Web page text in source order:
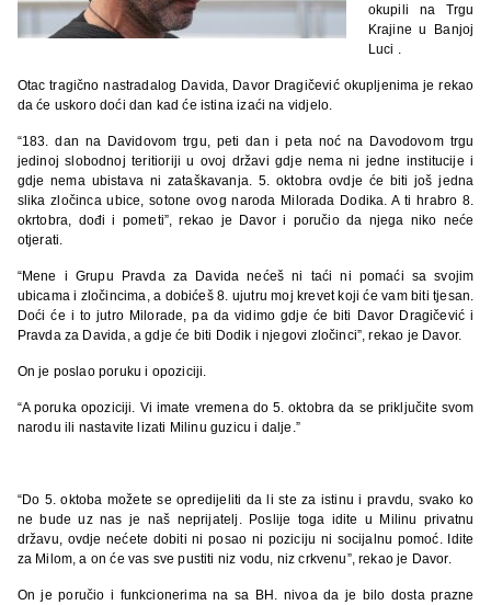
okupili na Trgu
Krajine u Banjoj
Luci .
Otac tragično nastradalog Davida, Davor Dragičević okupljenima je rekao
da će uskoro doći dan kad će istina izaći na vidjelo.
“183. dan na Davidovom trgu, peti dan i peta noć na Davodovom trgu
jedinoj slobodnoj teritioriji u ovoj državi gdje nema ni jedne institucije i
gdje nema ubistava ni zataškavanja. 5. oktobra ovdje će biti još jedna
slika zločinca ubice, sotone ovog naroda Milorada Dodika. A ti hrabro 8.
okrtobra, dođi i pometi”, rekao je Davor i poručio da njega niko neće
otjerati.
“Mene i Grupu Pravda za Davida nećeš ni taći ni pomaći sa svojim
ubicama i zločincima, a dobićeš 8. ujutru moj krevet koji će vam biti tjesan.
Doći će i to jutro Milorade, pa da vidimo gdje će biti Davor Dragičević i
Pravda za Davida, a gdje će biti Dodik i njegovi zločinci”, rekao je Davor.
On je poslao poruku i opoziciji.
“A poruka opoziciji. Vi imate vremena do 5. oktobra da se priključite svom
narodu ili nastavite lizati Milinu guzicu i dalje.”
“Do 5. oktoba možete se opredijeliti da li ste za istinu i pravdu, svako ko
ne bude uz nas je naš neprijatelj. Poslije toga idite u Milinu privatnu
državu, ovdje nećete dobiti ni posao ni poziciju ni socijalnu pomoć. Idite
za Milom, a on će vas sve pustiti niz vodu, niz crkvenu”, rekao je Davor.
On je poručio i funkcionerima na sa BH. nivoa da je bilo dosta prazne